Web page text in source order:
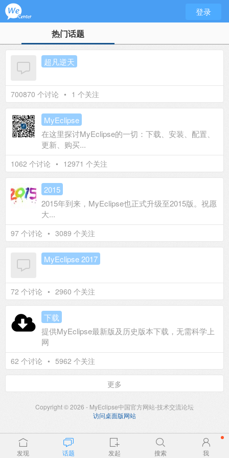
登录
热门话题
超凡逆天
700870 个讨论 • 1 个关注
MyEclipse
在这里探讨MyEclipse的一切：下载、安装、配置、
更新、购买...
1062 个讨论 • 12971 个关注
2015
2015年到来，MyEclipse也正式升级至2015版。祝愿
大...
97 个讨论 • 3089 个关注
MyEclipse 2017
72 个讨论 • 2960 个关注
下载
提供MyEclipse最新版及历史版本下载，无需科学上
网
62 个讨论 • 5962 个关注
更多
Copyright © 2026 - MyEclipse中国官方网站-技术交流论坛
访问桌面版网站
发现 话题 发起 搜索 我